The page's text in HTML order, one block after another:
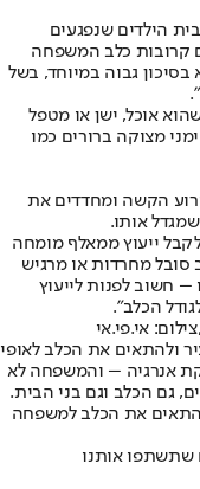
הילדים שנפגעים
קרובות כלב המשפחה
בסיכון גבוה במיוחד, בשל
אוכל, ישן או מטפל
מצוקה ברורים כמו
הקשה ומחדדים את
אותו.
ייעוץ ממאלף מומחה
מחרדות או מרגיש
חשוב לפנות לייעוץ
הכלב”.
אי.פי.אי
ולהתאים את הכלב לאופי
אנרגיה – והמשפחה לא
גם הכלב וגם בני הבית.
את הכלב למשפחה
שתשתפו אותנו